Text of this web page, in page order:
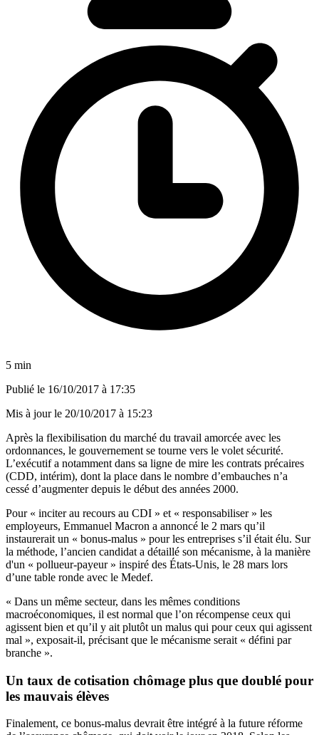
5 min
Publié le 16/10/2017 à 17:35
Mis à jour le 20/10/2017 à 15:23
Après la flexibilisation du marché du travail amorcée avec les
ordonnances, le gouvernement se tourne vers le volet sécurité.
L’exécutif a notamment dans sa ligne de mire les contrats précaires
(CDD, intérim), dont la place dans le nombre d’embauches n’a
cessé d’augmenter depuis le début des années 2000.
Pour « inciter au recours au CDI » et « responsabiliser » les
employeurs, Emmanuel Macron a annoncé le 2 mars qu’il
instaurerait un « bonus-malus » pour les entreprises s’il était élu. Sur
la méthode, l’ancien candidat a détaillé son mécanisme, à la manière
d'un « pollueur-payeur » inspiré des États-Unis, le 28 mars lors
d’une table ronde avec le Medef.
« Dans un même secteur, dans les mêmes conditions
macroéconomiques, il est normal que l’on récompense ceux qui
agissent bien et qu’il y ait plutôt un malus qui pour ceux qui agissent
mal », exposait-il, précisant que le mécanisme serait « défini par
branche ».
Un taux de cotisation chômage plus que doublé pour
les mauvais élèves
Finalement, ce bonus-malus devrait être intégré à la future réforme